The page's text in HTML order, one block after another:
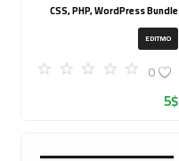
CSS, PHP, WordPress Bundle
20240917T145511Z 001 (ZIP)
EDITMO
0
5$